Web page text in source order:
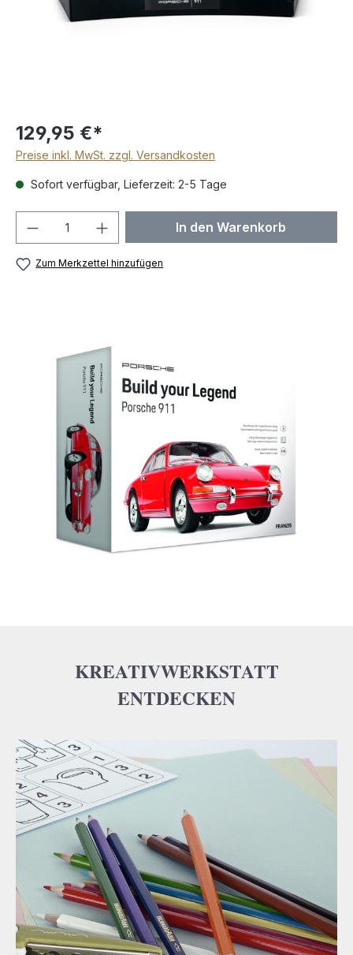
129,95 €*
Preise inkl. MwSt. zzgl. Versandkosten
Sofort verfügbar, Lieferzeit: 2-5 Tage
Produkt Anzahl: Gib denIn den Warenkorb
Zum Merkzettel hinzufügen
KREATIVWERKSTATT
ENTDECKEN